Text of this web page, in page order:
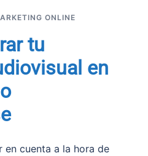
ONLINE
tu
en
en cuenta a la hora de